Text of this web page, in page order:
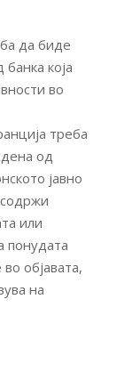
да биде
која
во
треба
од
јавно
или
понудата
објавата,
на